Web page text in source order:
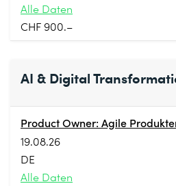
Alle Daten
CHF 900.–
AI & Digital
Product Owner: Agile
19.08.26
DE
Alle Daten